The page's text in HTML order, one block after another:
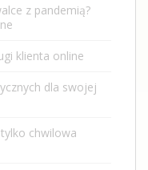
z pandemią?
klienta online
dla swojej
chwilowa